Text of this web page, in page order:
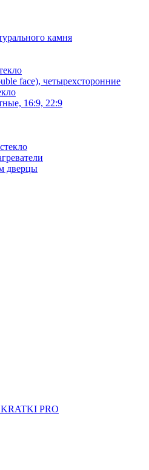
камня
face), четырехсторонние
16:9, 22:9
дверцы
PRO